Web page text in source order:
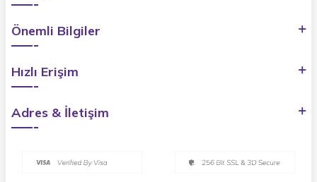
Önemli Bilgiler
Hızlı Erişim
Adres & İletişim